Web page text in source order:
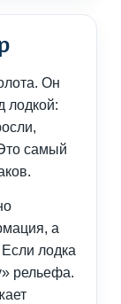
Он
лодкой:
самый
а
лодка
рельефа.